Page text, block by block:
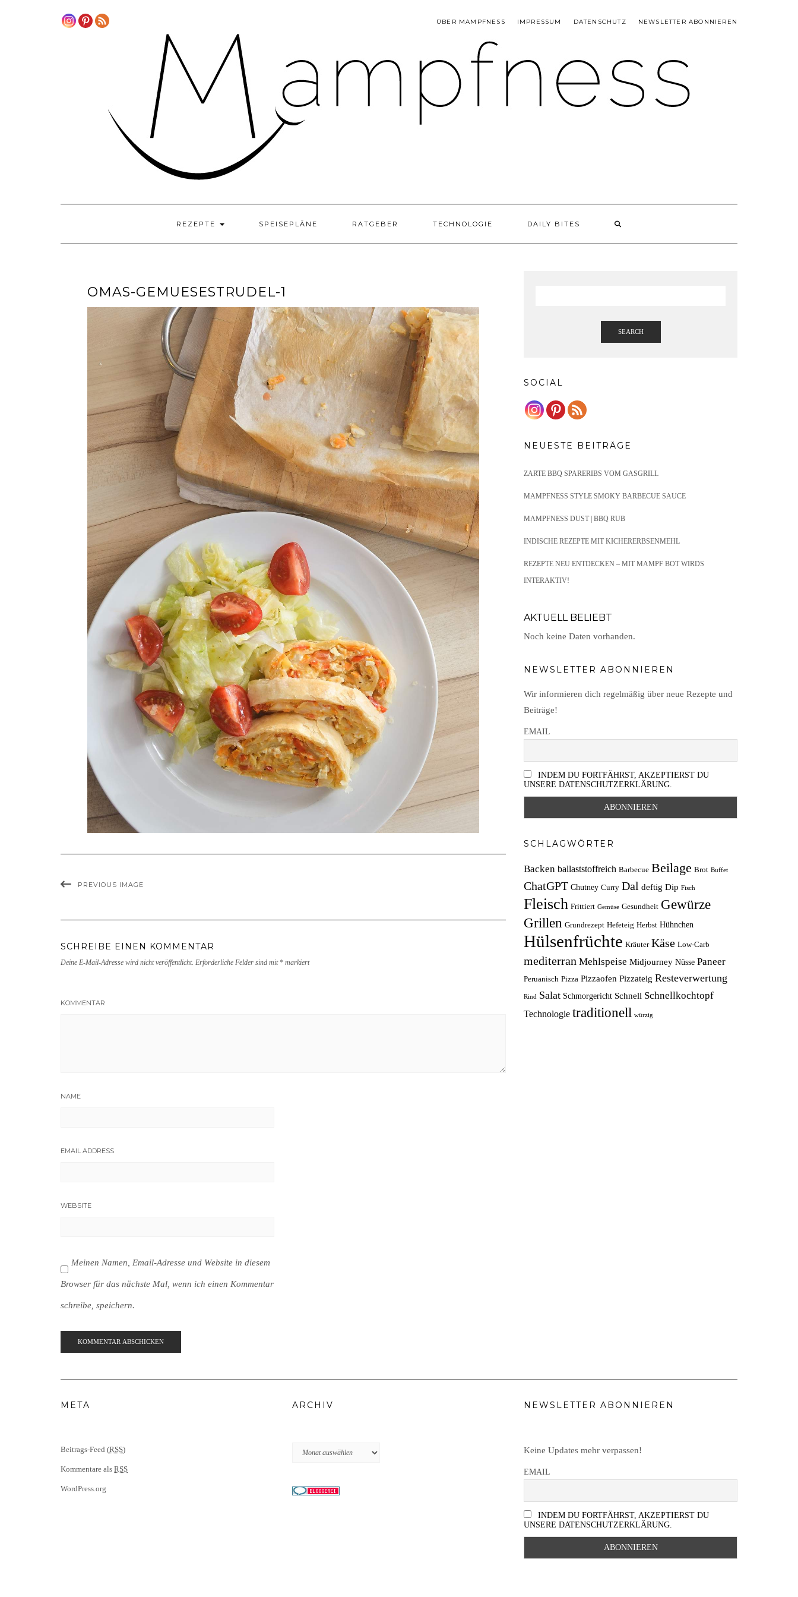
ÜBER MAMPFNESS IMPRESSUM DATENSCHUTZ NEWSLETTER ABONNIEREN
REZEPTE SPEISEPLÄNE RATGEBER TECHNOLOGIE DAILY BITES
OMAS-GEMUESESTRUDEL-1
PREVIOUS IMAGE
SCHREIBE EINEN KOMMENTAR
Deine E-Mail-Adresse wird nicht veröffentlicht. Erforderliche Felder sind mit * markiert
KOMMENTAR
NAME
EMAIL ADDRESS
WEBSITE
Meinen Namen, Email-Adresse und Website in diesem
Browser für das nächste Mal, wenn ich einen Kommentar
schreibe, speichern.
SEARCH
SOCIAL
NEUESTE BEITRÄGE
ZARTE BBQ SPARERIBS VOM GASGRILL
MAMPFNESS STYLE SMOKY BARBECUE SAUCE
MAMPFNESS DUST | BBQ RUB
INDISCHE REZEPTE MIT KICHERERBSENMEHL
REZEPTE NEU ENTDECKEN – MIT MAMPF BOT WIRDS
INTERAKTIV!
AKTUELL BELIEBT
Noch keine Daten vorhanden.
NEWSLETTER ABONNIEREN
Wir informieren dich regelmäßig über neue Rezepte und
Beiträge!
EMAIL
INDEM DU FORTFÄHRST, AKZEPTIERST DU
UNSERE DATENSCHUTZERKLÄRUNG.
SCHLAGWÖRTER
Backen ballaststoffreich Barbecue Beilage Brot Buffet
ChatGPT Chutney Curry Dal deftig Dip Fisch
Fleisch Frittiert Gemüse Gesundheit Gewürze
Grillen Grundrezept Hefeteig Herbst Hühnchen
Hülsenfrüchte Kräuter Käse Low-Carb
mediterran Mehlspeise Midjourney Nüsse Paneer
Peruanisch Pizza Pizzaofen Pizzateig Resteverwertung
Rind Salat Schmorgericht Schnell Schnellkochtopf
Technologie traditionell würzig
META
Beitrags-Feed (RSS)
Kommentare als RSS
WordPress.org
ARCHIV
Archiv
NEWSLETTER ABONNIEREN
Keine Updates mehr verpassen!
EMAIL
INDEM DU FORTFÄHRST, AKZEPTIERST DU
UNSERE DATENSCHUTZERKLÄRUNG.